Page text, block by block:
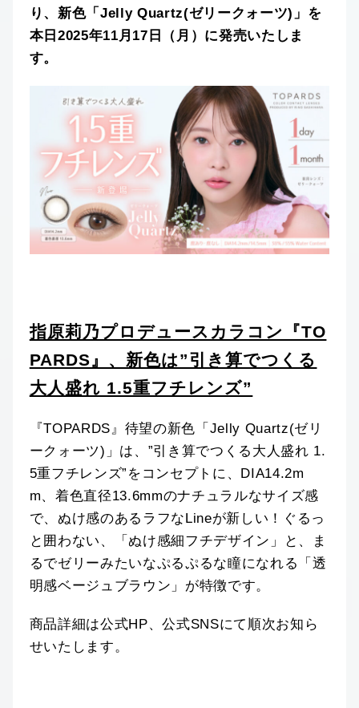
り、新色「Jelly Quartz(ゼリークォーツ)」を
本日2025年11月17日（月）に発売いたしま
す。
指原莉乃プロデュースカラコン『TO
PARDS』、新色は”引き算でつくる
大人盛れ 1.5重フチレンズ”
『TOPARDS』待望の新色「Jelly Quartz(ゼリ
ークォーツ)」は、”引き算でつくる大人盛れ 1.
5重フチレンズ”をコンセプトに、DIA14.2m
m、着色直径13.6mmのナチュラルなサイズ感
で、ぬけ感のあるラフなLineが新しい！ぐるっ
と囲わない、「ぬけ感細フチデザイン」と、ま
るでゼリーみたいなぷるぷるな瞳になれる「透
明感ベージュブラウン」が特徴です。
商品詳細は公式HP、公式SNSにて順次お知ら
せいたします。